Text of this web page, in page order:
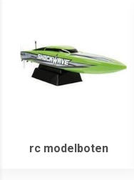
rc modelboten